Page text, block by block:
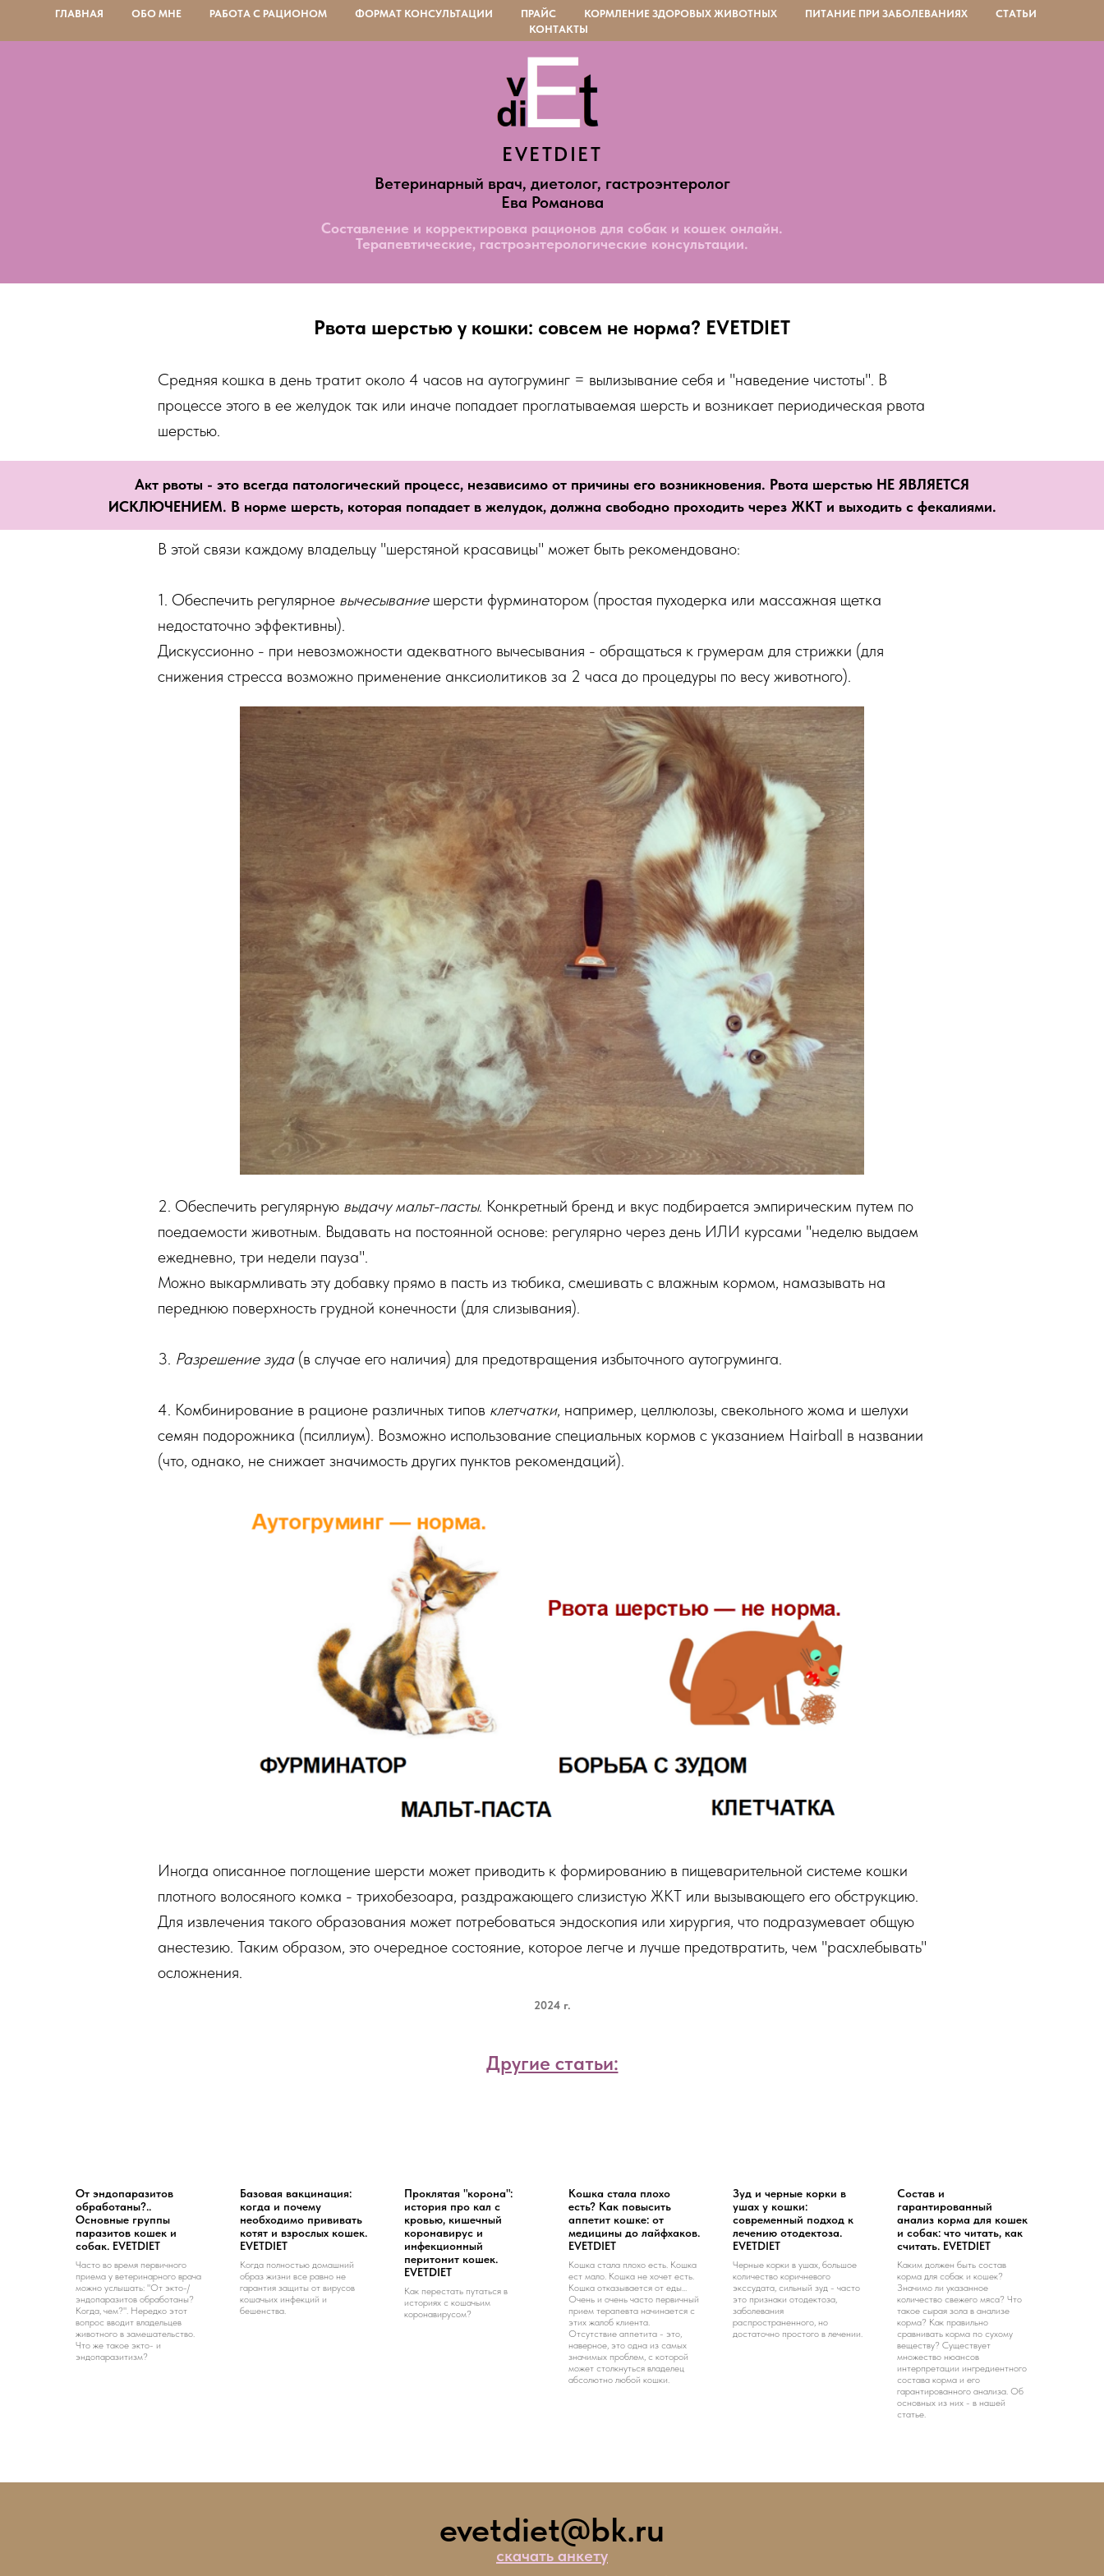
ГЛАВНАЯ ОБО МНЕ РАБОТА С РАЦИОНОМ ФОРМАТ КОНСУЛЬТАЦИИ ПРАЙС КОРМЛЕНИЕ ЗДОРОВЫХ ЖИВОТНЫХ ПИТАНИЕ ПРИ ЗАБОЛЕВАНИЯХ
СТАТЬИ
КОНТАКТЫ
EVETDIET
Ветеринарный врач, диетолог, гастроэнтеролог
Ева Романова
Составление и корректировка рационов для собак и кошек онлайн.
Терапевтические, гастроэнтерологические консультации.
Рвота шерстью у кошки: совсем не норма? EVETDIET
Средняя кошка в день тратит около 4 часов на аутогруминг = вылизывание себя и "наведение чистоты". В
процессе этого в ее желудок так или иначе попадает проглатываемая шерсть и возникает периодическая рвота
шерстью.
Акт рвоты - это всегда патологический процесс, независимо от причины его возникновения. Рвота шерстью НЕ ЯВЛЯЕТСЯ
ИСКЛЮЧЕНИЕМ. В норме шерсть, которая попадает в желудок, должна свободно проходить через ЖКТ и выходить с фекалиями.
В этой связи каждому владельцу "шерстяной красавицы" может быть рекомендовано:
1. Обеспечить регулярное вычесываниешерсти фурминатором (простая пуходерка или массажная щетка
недостаточно эффективны).
Дискуссионно - при невозможности адекватного вычесывания - обращаться к грумерам для стрижки (для
снижения стресса возможно применение анксиолитиков за 2 часа до процедуры по весу животного).
2. Обеспечить регулярную выдачу мальт-пасты. Конкретный бренд и вкус подбирается эмпирическим путем по
поедаемости животным. Выдавать на постоянной основе: регулярно через день ИЛИ курсами "неделю выдаем
ежедневно, три недели пауза".
Можно выкармливать эту добавку прямо в пасть из тюбика, смешивать с влажным кормом, намазывать на
переднюю поверхность грудной конечности (для слизывания).
3. Разрешение зуда(в случае его наличия) для предотвращения избыточного аутогруминга.
4. Комбинирование в рационе различных типов клетчатки, например, целлюлозы, свекольного жома и шелухи
семян подорожника (псиллиум). Возможно использование специальных кормов с указанием Hairball в названии
(что, однако, не снижает значимость других пунктов рекомендаций).
Иногда описанное поглощение шерсти может приводить к формированию в пищеварительной системе кошки
плотного волосяного комка - трихобезоара, раздражающего слизистую ЖКТ или вызывающего его обструкцию.
Для извлечения такого образования может потребоваться эндоскопия или хирургия, что подразумевает общую
анестезию. Таким образом, это очередное состояние, которое легче и лучше предотвратить, чем "расхлебывать"
осложнения.
2024 г.
Другие статьи:
От эндопаразитов
обработаны?..
Основные группы
паразитов кошек и
собак. EVETDIET
Часто во время первичного
приема у ветеринарного врача
можно услышать: "От экто-/
эндопаразитов обработаны?
Когда, чем?". Нередко этот
вопрос вводит владельцев
животного в замешательство.
Что же такое экто- и
эндопаразитизм?
Базовая вакцинация:
когда и почему
необходимо прививать
котят и взрослых кошек.
EVETDIET
Когда полностью домашний
образ жизни все равно не
гарантия защиты от вирусов
кошачьих инфекций и
бешенства.
Проклятая "корона":
история про кал с
кровью, кишечный
коронавирус и
инфекционный
перитонит кошек.
EVETDIET
Как перестать путаться в
историях с кошачьим
коронавирусом?
Кошка стала плохо
есть? Как повысить
аппетит кошке: от
медицины до лайфхаков.
EVETDIET
Кошка стала плохо есть. Кошка
ест мало. Кошка не хочет есть.
Кошка отказывается от еды...
Очень и очень часто первичный
прием терапевта начинается с
этих жалоб клиента.
Отсутствие аппетита - это,
наверное, это одна из самых
значимых проблем, с которой
может столкнуться владелец
абсолютно любой кошки.
Зуд и черные корки в
ушах у кошки:
современный подход к
лечению отодектоза.
EVETDIET
Черные корки в ушах, большое
количество коричневого
экссудата, сильный зуд - часто
это признаки отодектоза,
заболевания
распространенного, но
достаточно простого в лечении.
Состав и
гарантированный
анализ корма для кошек
и собак: что читать, как
считать. EVETDIET
Каким должен быть состав
корма для собак и кошек?
Значимо ли указанное
количество свежего мяса? Что
такое сырая зола в анализе
корма? Как правильно
сравнивать корма по сухому
веществу? Существует
множество нюансов
интерпретации ингредиентного
состава корма и его
гарантированного анализа. Об
основных из них - в нашей
статье.
evetdiet@bk.ru
скачать анкету